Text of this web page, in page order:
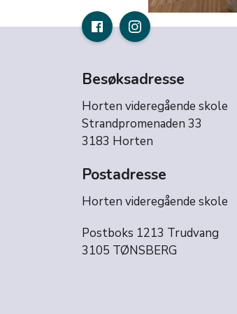
Besøksadresse
Horten videregående skole
Strandpromenaden 33
3183 Horten
Postadresse
Horten videregående skole
Postboks 1213 Trudvang
3105 TØNSBERG